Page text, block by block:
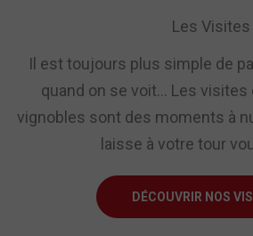
Les Visites
Il est toujours plus simple de
quand on se voit… Les visites
vignobles sont des moments à
laisse à votre tour
DÉCOUVRIR NOS